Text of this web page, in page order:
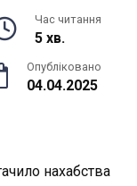
Час читання
5 хв.
Опубліковано
04.04.2025
нахабства